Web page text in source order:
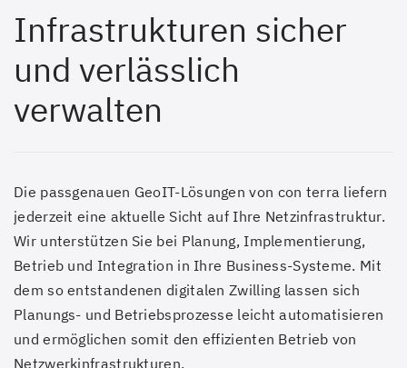
Infrastrukturen sicher
und verlässlich
verwalten
Die passgenauen GeoIT-Lösungen von con terra liefern
jederzeit eine aktuelle Sicht auf Ihre Netzinfrastruktur.
Wir unterstützen Sie bei Planung, Implementierung,
Betrieb und Integration in Ihre Business-Systeme. Mit
dem so entstandenen digitalen Zwilling lassen sich
Planungs- und Betriebsprozesse leicht automatisieren
und ermöglichen somit den effizienten Betrieb von
Netzwerkinfrastrukturen.